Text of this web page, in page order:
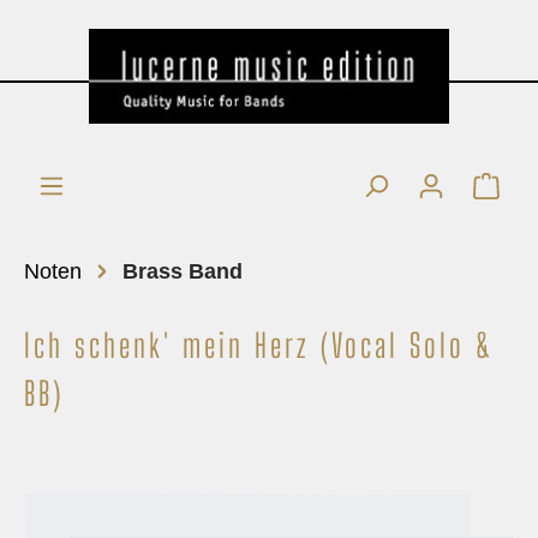
Noten Brass Band
Ich schenk' mein Herz (Vocal Solo &
BB)